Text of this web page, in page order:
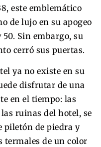
este emblemático
de lujo en su apogeo
Sin embargo, su
cerró sus puertas.
ya no existe en su
disfrutar de una
en el tiempo: las
ruinas del hotel, se
piletón de piedra y
termales de un color